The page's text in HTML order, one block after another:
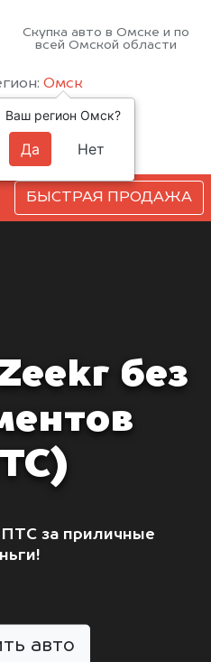
Скупка авто в Омске и по
всей Омской области
Омск
551-81-15
БЫСТРАЯ ПРОДАЖА
без
ПТС за приличные
авто
Ваш регион Омск?
Да Нет